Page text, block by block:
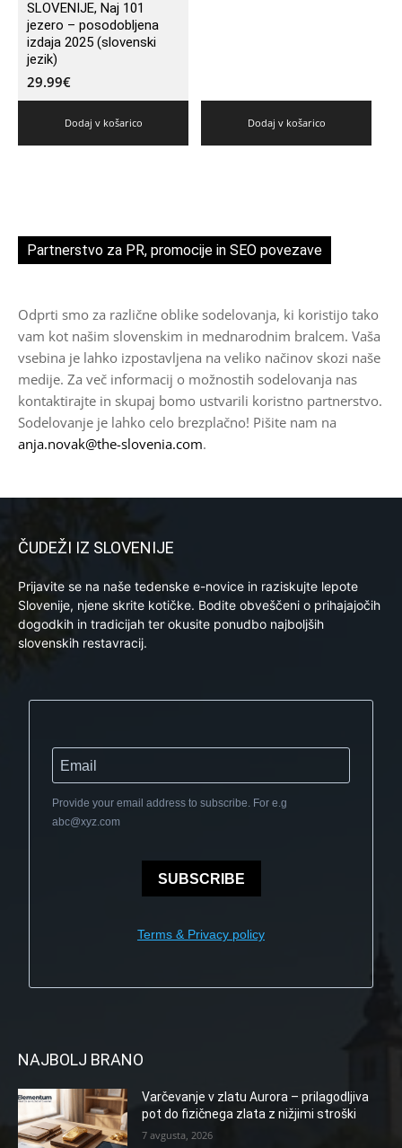
SLOVENIJE, Naj 101
jezero – posodobljena
izdaja 2025 (slovenski
jezik)
29.99€
Dodaj v košarico Dodaj v košarico
Partnerstvo za PR, promocije in SEO povezave
Odprti smo za različne oblike sodelovanja, ki koristijo tako
vam kot našim slovenskim in mednarodnim bralcem. Vaša
vsebina je lahko izpostavljena na veliko načinov skozi naše
medije. Za več informacij o možnostih sodelovanja nas
kontaktirajte in skupaj bomo ustvarili koristno partnerstvo.
Sodelovanje je lahko celo brezplačno! Pišite nam na
anja.novak@the-slovenia.com.
ČUDEŽI IZ SLOVENIJE
Prijavite se na naše tedenske e-novice in raziskujte lepote
Slovenije, njene skrite kotičke. Bodite obveščeni o prihajajočih
dogodkih in tradicijah ter okusite ponudbo najboljših
slovenskih restavracij.
Provide your email address to subscribe. For e.g
abc@xyz.com
SUBSCRIBE
Terms & Privacy policy
NAJBOLJ BRANO
Varčevanje v zlatu Aurora – prilagodljiva
pot do fizičnega zlata z nižjimi stroški
7 avgusta, 2026